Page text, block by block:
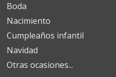
Boda
Nacimiento
Cumpleaños infantil
Navidad
Otras ocasiones...